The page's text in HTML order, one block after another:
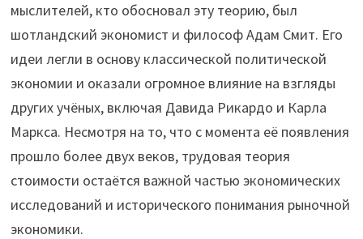
мыслителей, кто обосновал эту теорию, был
шотландский экономист и философ Адам Смит. Его
идеи легли в основу классической политической
экономии и оказали огромное влияние на взгляды
других учёных, включая Давида Рикардо и Карла
Маркса. Несмотря на то, что с момента её появления
прошло более двух веков, трудовая теория
стоимости остаётся важной частью экономических
исследований и исторического понимания рыночной
экономики.